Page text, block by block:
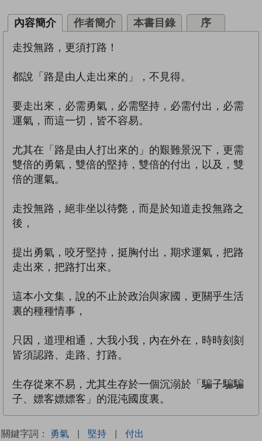
內容簡介 作者簡介 本書目錄 序
走投無路，更須打路！
都說「路是由人走出來的」，不見得。
要走出來，必需勇氣，必需堅持，必需付出，必需
運氣，而這一切，皆不容易。
尤其在「路是由人打出來的」的艱難景況下，更需
雙倍的勇氣，雙倍的堅持，雙倍的付出，以及，雙
倍的運氣。
走投無路，絕非坐以待斃，而是於知道走投無路之
後，
提出勇氣，咬牙堅持，挺胸付出，期求運氣，把路
走出來，把路打出來。
這本小文集，說的不止於政治與家國，更關乎生活
裏的種種情事，
只因，道理相通，大我小我，內在外在，時時刻刻
皆須認路、走路、打路。
生存從來不易，尤其生存於一個沉溺於「騙子騙騙
子、嫖客嫖嫖客」的混沌國度裏。
關鍵字詞： 勇氣 | 堅持 | 付出